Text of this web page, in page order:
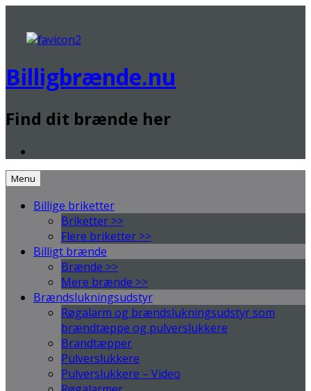
indhold
Billigbrænde.nu
Find dit brænde her
Menu
Billige briketter
Briketter >>
Flere briketter >>
Billigt brænde
Brænde >>
Mere brænde >>
Brændslukningsudstyr
Røgalarm og brændslukningsudstyr som
brændtæppe og pulverslukkere
Brandtæpper
Pulverslukkere
Pulverslukkere – Video